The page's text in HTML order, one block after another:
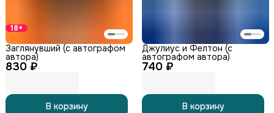
18+
830 ₽
Заглянувший (с автографом
автора)
В корзину
740 ₽
Джулиус и Фелтон (с
автографом автора)
В корзину